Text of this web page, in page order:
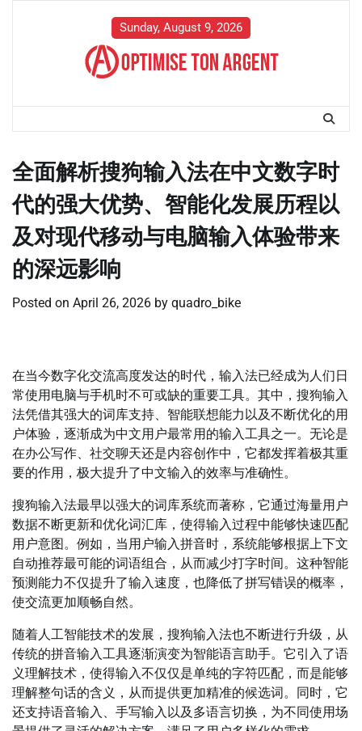
Sunday, August 9, 2026
全面解析搜狗输入法在中文数字时
代的强大优势、智能化发展历程以
及对现代移动与电脑输入体验带来
的深远影响
Posted on April 26, 2026 by quadro_bike
在当今数字化交流高度发达的时代，输入法已经成为人们日
常使用电脑与手机时不可或缺的重要工具。其中，搜狗输入
法凭借其强大的词库支持、智能联想能力以及不断优化的用
户体验，逐渐成为中文用户最常用的输入工具之一。无论是
在办公写作、社交聊天还是内容创作中，它都发挥着极其重
要的作用，极大提升了中文输入的效率与准确性。
搜狗输入法最早以强大的词库系统而著称，它通过海量用户
数据不断更新和优化词汇库，使得输入过程中能够快速匹配
用户意图。例如，当用户输入拼音时，系统能够根据上下文
自动推荐最可能的词语组合，从而减少打字时间。这种智能
预测能力不仅提升了输入速度，也降低了拼写错误的概率，
使交流更加顺畅自然。
随着人工智能技术的发展，搜狗输入法也不断进行升级，从
传统的拼音输入工具逐渐演变为智能语言助手。它引入了语
义理解技术，使得输入不仅仅是单纯的字符匹配，而是能够
理解整句话的含义，从而提供更加精准的候选词。同时，它
还支持语音输入、手写输入以及多语言切换，为不同使用场